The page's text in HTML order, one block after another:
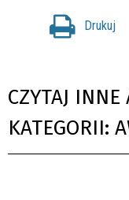
Drukuj
CZYTAJ
KATEGORII: